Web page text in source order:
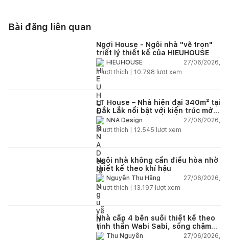
Bài đăng liên quan
Ngơi House - Ngôi nhà "vẽ trọn"
triết lý thiết kế của HIEUHOUSE
HIEUHOUSE
27/06/2026,
3lượt thích | 10.798 lượt xem
LT House – Nhà hiện đại 340m² tại
Đắk Lắk nổi bật với kiến trúc mở
và hệ sân vườn kết nối thiên
nhiên
NNA Design
27/06/2026,
3lượt thích | 12.545 lượt xem
Ngôi nhà không cần điều hòa nhờ
thiết kế theo khí hậu
Nguyễn Thu Hằng
27/06/2026,
2lượt thích | 13.197 lượt xem
Nhà cấp 4 bên suối thiết kế theo
tinh thần Wabi Sabi, sống chậm
giữa thiên nhiên
Thu Nguyễn
27/06/2026,